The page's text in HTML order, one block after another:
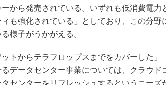
から発売されている。いずれも低消費電力
も強化されている」としており、この分野
様子がうかがえる。
トからテラフロップスまでをカバーした」
データセンター事業については、クラウド
センターをリフレッシュするというニーズ